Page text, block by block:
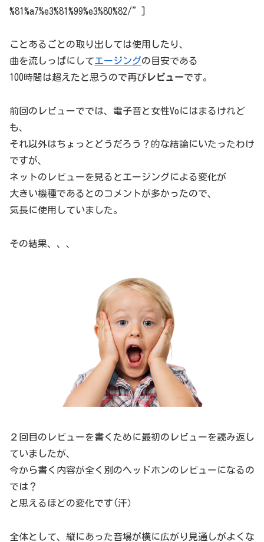
%81%a7%e3%81%99%e3%80%82/”]
ことあるごとの取り出しては使用したり、
曲を流しっぱにしてエージングの目安である
100時間は超えたと思うので再び レビューです。
前回のレビューででは、電子音と女性Voにはまるけれど
も、
それ以外はちょっとどうだろう？的な結論にいたったわけ
ですが、
ネットのレビューを見るとエージングによる変化が
大きい機種であるとのコメントが多かったので、
気長に使用していました。
その結果、、、
２回目のレビューを書くために最初のレビューを読み返し
ていましたが、
今から書く内容が全く別のヘッドホンのレビューになるの
では？
と思えるほどの変化です(汗）
全体として、縦にあった音場が横に広がり見通しがよくな